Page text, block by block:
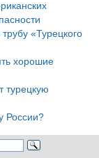
«Турецкого
хорошие
турецкую
России?